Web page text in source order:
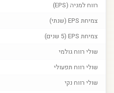
רווח למניה (EPS)
צמיחת EPS (שנתי)
צמיחת EPS (5 שנים)
שולי רווח גולמי
שולי רווח תפעולי
שולי רווח נקי